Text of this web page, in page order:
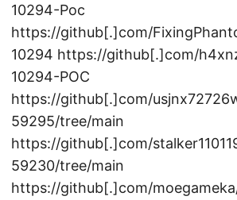
10294-Poc
https://github[.]com/
10294 https://github[.]com/
10294-POC
https://github[.]com/
59295/tree/main
https://github[.]com/
59230/tree/main
https://github[.]com/